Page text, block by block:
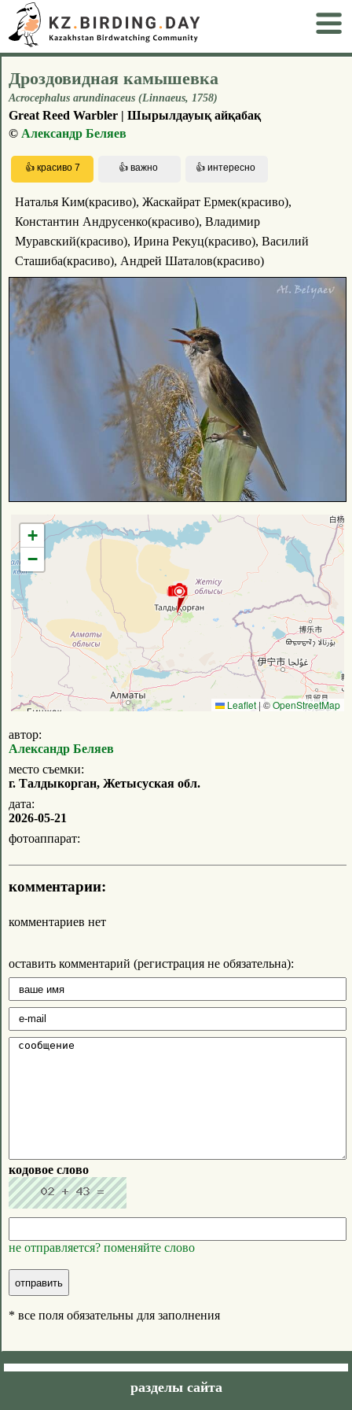
Дроздовидная камышевка
Acrocephalus arundinaceus (Linnaeus, 1758)
Great Reed Warbler | Шырылдауық айқабақ
© Александр Беляев
Наталья Ким(красиво), Жаскайрат Ермек(красиво),
Константин Андрусенко(красиво), Владимир
Муравский(красиво), Ирина Рекуц(красиво), Василий
Сташиба(красиво), Андрей Шаталов(красиво)
+
−
Leaflet | ©OpenStreetMap
автор:
Александр Беляев
место съемки:
г. Талдыкорган, Жетысуская обл.
дата:
2026-05-21
фотоаппарат:
комментарии:
комментариев нет
оставить комментарий (регистрация не обязательна):
кодовое слово
не отправляется? поменяйте слово
* все поля обязательны для заполнения
разделы сайта